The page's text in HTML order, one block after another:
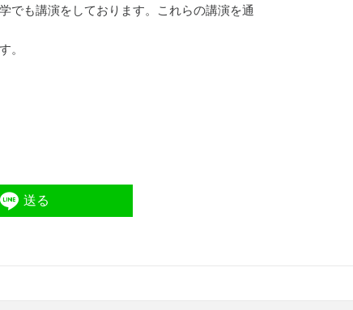
でも講演をしております。これらの講演を通
。
送る